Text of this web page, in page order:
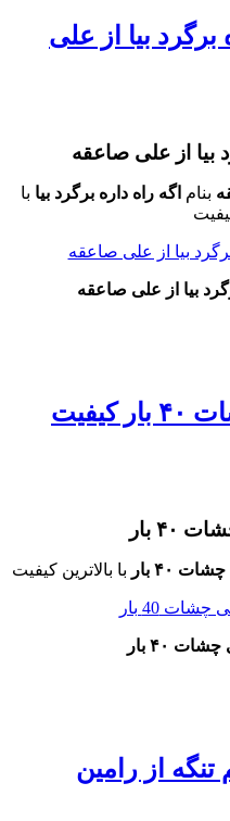
برگرد بیا از علی
بیا از علی صاعقه
بنام اگه راه داره برگرد بیا با
بیا از علی صاعقه
دانلود آهنگ سلامتی چشات ۴۰ بار کیفیت
بار
۴۰ بار با بالاترین کیفیت
۴۰ بار
تنگه از رامین